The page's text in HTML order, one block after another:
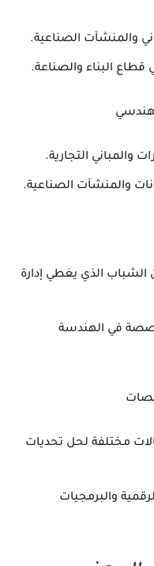
والمنشآت الصناعية.
البناء والصناعة.
والمباني التجارية.
والمنشآت الصناعية.
الشباب الذي يغطي إدارة
في الهندسة
مختلفة لحل تحديات
والبرمجيات